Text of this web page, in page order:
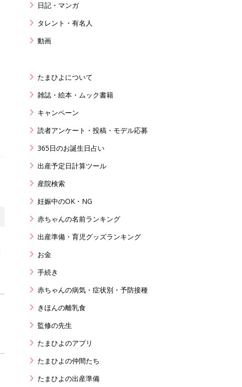
日記・マンガ
タレント・有名人
動画
たまひよについて
雑誌・絵本・ムック書籍
キャンペーン
読者アンケート・投稿・モデル応募
365日のお誕生日占い
出産予定日計算ツール
産院検索
妊娠中のOK・NG
赤ちゃんの名前ランキング
出産準備・育児グッズランキング
お金
手続き
赤ちゃんの病気・症状別・予防接種
きほんの離乳食
監修の先生
たまひよのアプリ
たまひよの仲間たち
たまひよの出産準備